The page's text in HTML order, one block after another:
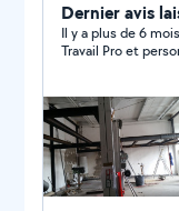
Dernier avis
Il y a plus de 6 mois